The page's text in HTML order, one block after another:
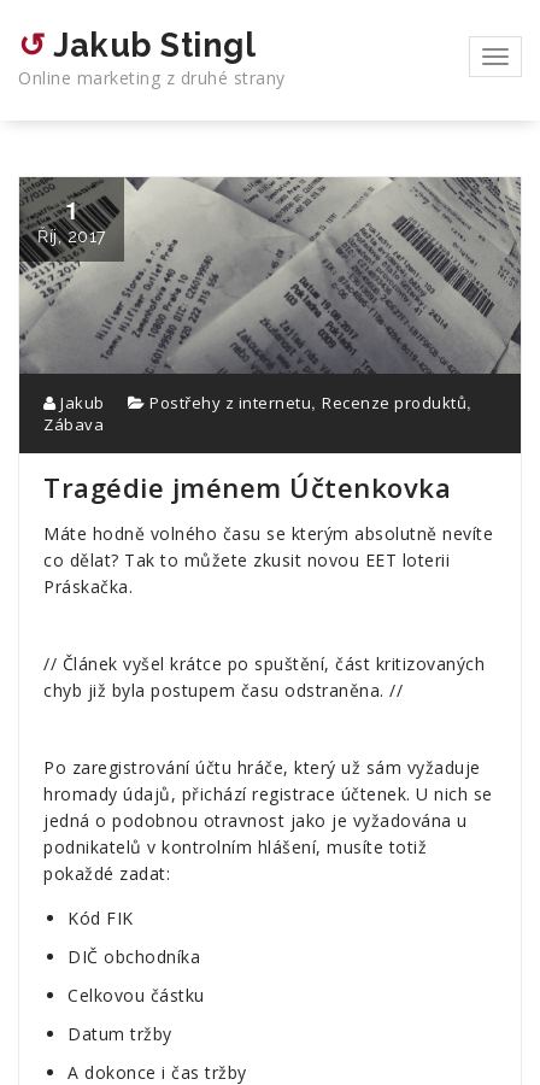
content↺ Jakub Stingl
Online marketing z druhé strany
1
Říj, 2017
Jakub Postřehy z internetu, Recenze produktů,
Zábava
Tragédie jménem Účtenkovka
Máte hodně volného času se kterým absolutně nevíte
co dělat? Tak to můžete zkusit novou EET loterii
Práskačka.
// Článek vyšel krátce po spuštění, část kritizovaných
chyb již byla postupem času odstraněna. //
Po zaregistrování účtu hráče, který už sám vyžaduje
hromady údajů, přichází registrace účtenek. U nich se
jedná o podobnou otravnost jako je vyžadována u
podnikatelů v kontrolním hlášení, musíte totiž
pokaždé zadat:
Kód FIK
DIČ obchodníka
Celkovou částku
Datum tržby
A dokonce i čas tržby